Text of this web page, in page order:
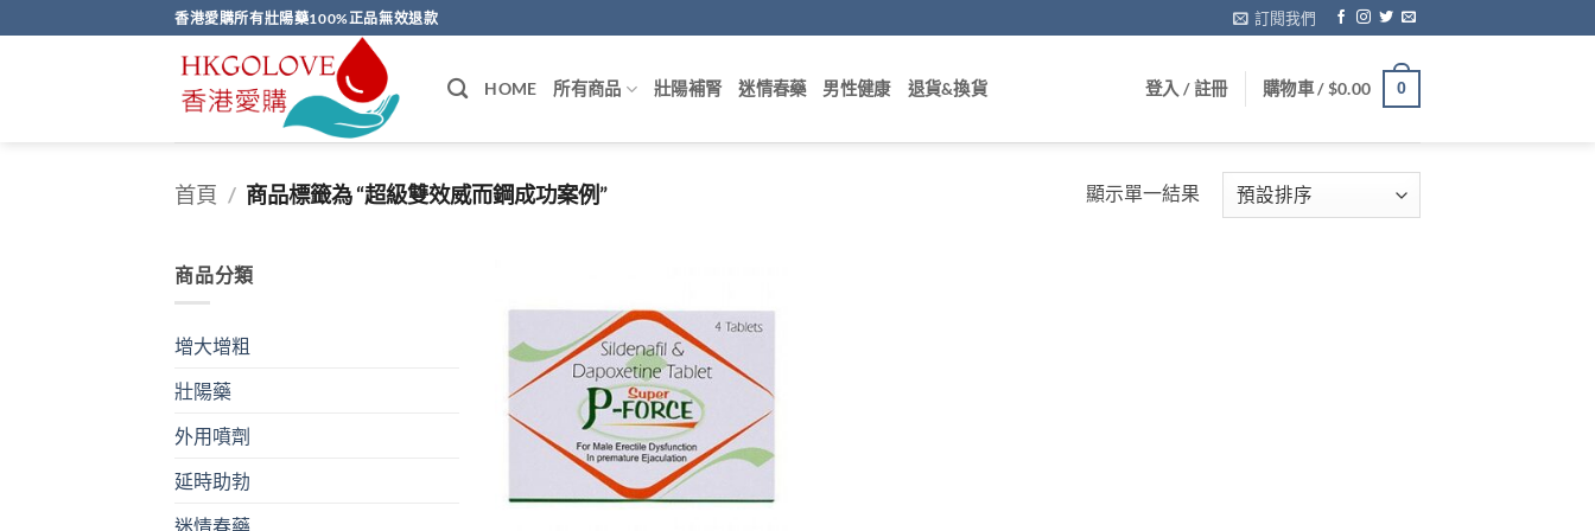
to
香港愛購所有壯陽藥100%正品無效退款 訂閱我們
HOME 所有商品 壯陽補腎 迷情春藥 男性健康 退貨&換貨 登入 / 註冊 購物車 /$0.00 0
首頁 / 商品標籤為 “超級雙效威而鋼成功案例” 顯示單一結果
商品分類
增大增粗
壯陽藥
外用噴劑
延時助勃
迷情春藥